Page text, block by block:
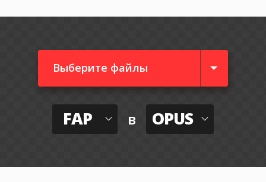
Выберите файлы
FAP в OPUS